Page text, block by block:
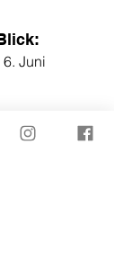
Juni
Soundwave